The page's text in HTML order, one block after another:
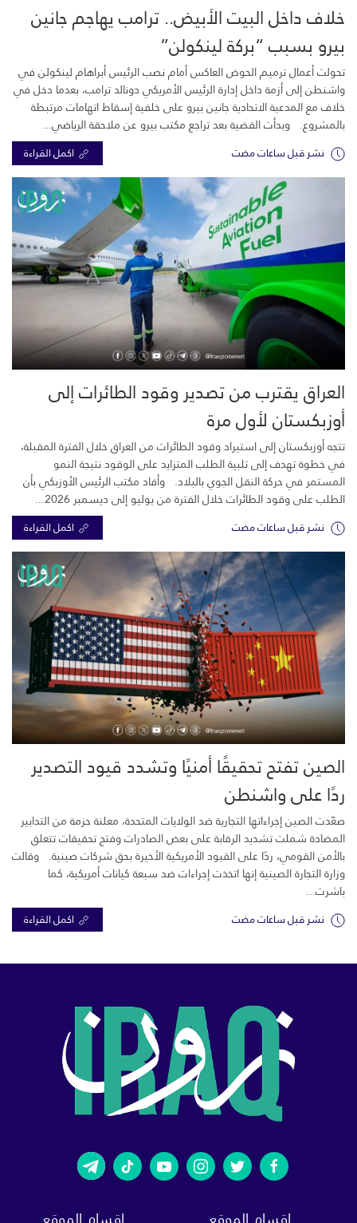
خلاف داخل البيت الأبيض.. ترامب يهاجم جانين
بيرو بسبب “بركة لينكولن”
تحولت أعمال ترميم الحوض العاكس أمام نصب الرئيس أبراهام لينكولن في
واشنطن إلى أزمة داخل إدارة الرئيس الأمريكي دونالد ترامب، بعدما دخل في
خلاف مع المدعية الاتحادية جانين بيرو على خلفية إسقاط اتهامات مرتبطة
بالمشروع. وبدأت القضية بعد تراجع مكتب بيرو عن ملاحقة الرياضي...
نشر قبل ساعات مضت اكمل القراءة
العراق يقترب من تصدير وقود الطائرات إلى
أوزبكستان لأول مرة
تتجه أوزبكستان إلى استيراد وقود الطائرات من العراق خلال الفترة المقبلة،
في خطوة تهدف إلى تلبية الطلب المتزايد على الوقود نتيجة النمو
المستمر في حركة النقل الجوي بالبلاد. وأفاد مكتب الرئيس الأوزبكي بأن
الطلب على وقود الطائرات خلال الفترة من يوليو إلى ديسمبر 2026...
نشر قبل ساعات مضت اكمل القراءة
الصين تفتح تحقيقًا أمنيًا وتشدد قيود التصدير
ردًا على واشنطن
صعّدت الصين إجراءاتها التجارية ضد الولايات المتحدة، معلنة حزمة من التدابير
المضادة شملت تشديد الرقابة على بعض الصادرات وفتح تحقيقات تتعلق
بالأمن القومي، ردًا على القيود الأمريكية الأخيرة بحق شركات صينية. وقالت
وزارة التجارة الصينية إنها اتخذت إجراءات ضد سبعة كيانات أمريكية، كما
باشرت...
نشر قبل ساعات مضت اكمل القراءة